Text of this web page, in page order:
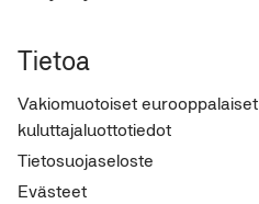
Tietoa
Vakiomuotoiset eurooppalaiset
kuluttajaluottotiedot
Tietosuojaseloste
Evästeet